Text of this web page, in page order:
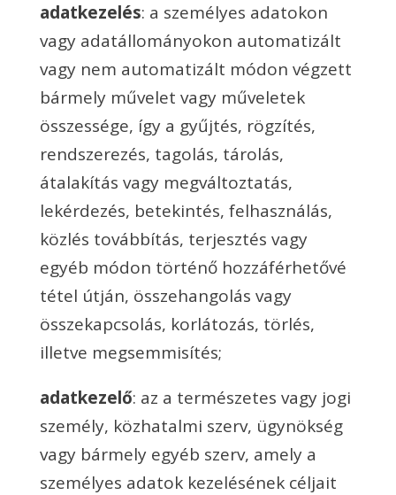
adatkezelés: a személyes adatokon
vagy adatállományokon automatizált
vagy nem automatizált módon végzett
bármely művelet vagy műveletek
összessége, így a gyűjtés, rögzítés,
rendszerezés, tagolás, tárolás,
átalakítás vagy megváltoztatás,
lekérdezés, betekintés, felhasználás,
közlés továbbítás, terjesztés vagy
egyéb módon történő hozzáférhetővé
tétel útján, összehangolás vagy
összekapcsolás, korlátozás, törlés,
illetve megsemmisítés;
adatkezelő: az a természetes vagy jogi
személy, közhatalmi szerv, ügynökség
vagy bármely egyéb szerv, amely a
személyes adatok kezelésének céljait